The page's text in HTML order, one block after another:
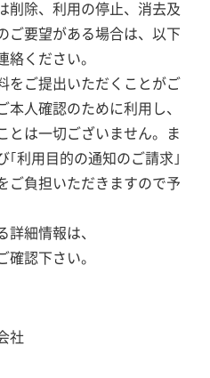
削除、利用の停止、消去及
ご要望がある場合は、以下
絡ください。
をご提出いただくことがご
本人確認のために利用し、
とは一切ございません。ま
｢利用目的の通知のご請求｣
ご負担いただきますので予
詳細情報は、
確認下さい。
社